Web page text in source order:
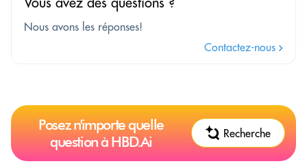
Nous avons les réponses!
Contactez-nous
Posez n'importe quelle
question à HBD.Ai
Recherche